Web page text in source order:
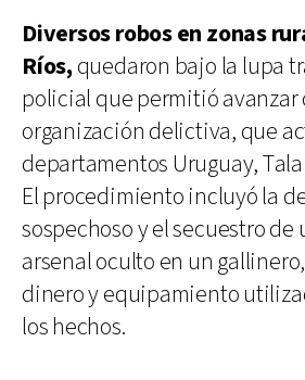
Diversos robos en zonas
Ríos,quedaron bajo la lupa
policial que permitió avanzar
organización delictiva, que
departamentos Uruguay,
El procedimiento incluyó la
sospechoso y el secuestro
arsenal oculto en un
dinero y equipamiento
los hechos.